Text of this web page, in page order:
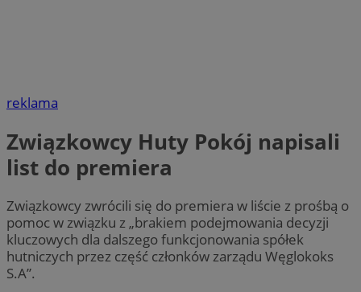
reklama
Związkowcy Huty Pokój napisali
list do premiera
Związkowcy zwrócili się do premiera w liście z prośbą o
pomoc w związku z „brakiem podejmowania decyzji
kluczowych dla dalszego funkcjonowania spółek
hutniczych przez część członków zarządu Węglokoks
S.A”.